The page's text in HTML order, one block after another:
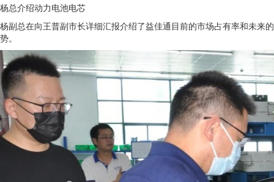
杨总介绍动力电池电芯
杨副总在向王普副市长详细汇报介绍了益佳通目前的市场占有率和未来
势。